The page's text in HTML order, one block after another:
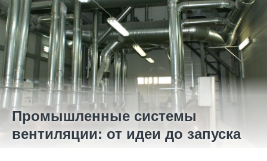
Промышленные системы
вентиляции: от идеи до запуска